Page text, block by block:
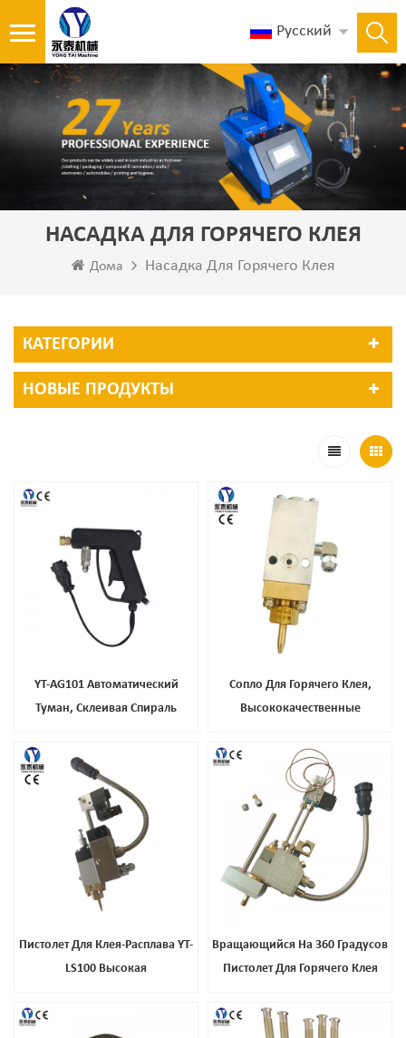
Русский
НАСАДКА ДЛЯ ГОРЯЧЕГО КЛЕЯ
Дома Насадка Для Горячего Клея
КАТЕГОРИИ
НОВЫЕ ПРОДУКТЫ
YT-AG101 Автоматический
Туман, Склеивая Спираль
Сопло Для Горячего Клея,
Высококачественные
Медным Наконечником
Пистолет Для Клея-Расплава YT-
LS100 Высокая
Вращающийся На 360 Градусов
Пистолет Для Горячего Клея